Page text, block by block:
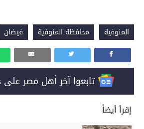
المنوفية محافظة المنوفية فيضان
تابعوا آخر أهل مصر على Google News
إقرأ أيضاً